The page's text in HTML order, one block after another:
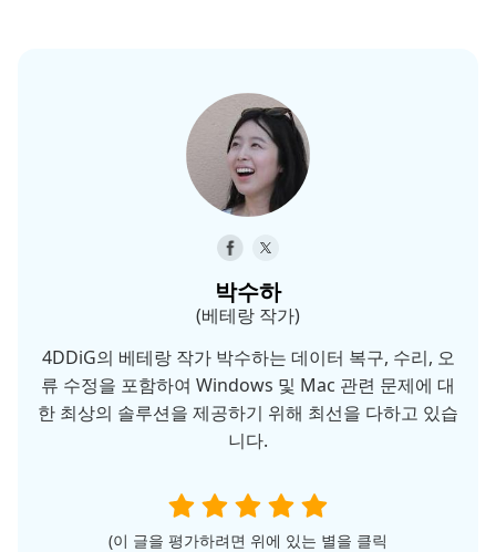
박수하
(베테랑 작가)
4DDiG의 베테랑 작가 박수하는 데이터 복구, 수리, 오
류 수정을 포함하여 Windows 및 Mac 관련 문제에 대
한 최상의 솔루션을 제공하기 위해 최선을 다하고 있습
니다.
(이 글을 평가하려면 위에 있는 별을 클릭